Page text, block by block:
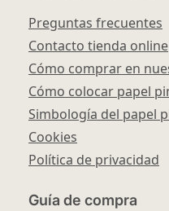
Preguntas frecuentes
Contacto tienda online
Cómo comprar en
Cómo colocar papel
Simbología del papel
Cookies
Política de privacidad
Guía de compra